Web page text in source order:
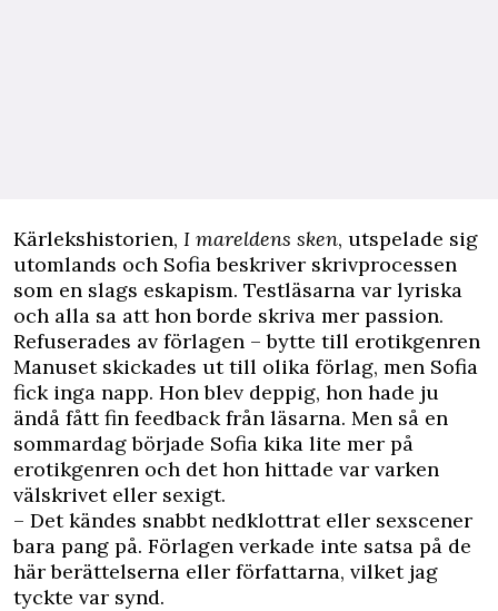
Kärlekshistorien, I mareldens sken, utspelade sig
utomlands och Sofia beskriver skrivprocessen
som en slags eskapism. Testläsarna var lyriska
och alla sa att hon borde skriva mer passion.
Refuserades av förlagen – bytte till erotikgenren
Manuset skickades ut till olika förlag, men Sofia
fick inga napp. Hon blev deppig, hon hade ju
ändå fått fin feedback från läsarna. Men så en
sommardag började Sofia kika lite mer på
erotikgenren och det hon hittade var varken
välskrivet eller sexigt.
– Det kändes snabbt nedklottrat eller sexscener
bara pang på. Förlagen verkade inte satsa på de
här berättelserna eller författarna, vilket jag
tyckte var synd.